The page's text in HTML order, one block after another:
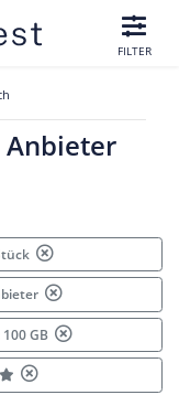
FILTER
Anbieter
GB